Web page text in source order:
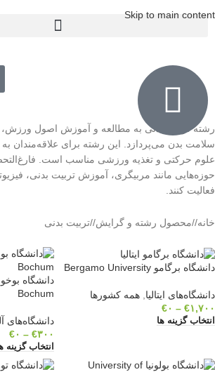
Skip to main content
رشته تربیت بدنی به مطالعه و آموزش اصول
سلامت بدن می‌پردازد. این رشته برای علاقه‌مندان
علوم حرکتی و تغذیه ورزشی مناسب است.
حوزه‌هایی مانند مربیگری، آموزش تربیت بدنی،
فعالیت کنند.
خانه/ محصول رشته و گرایش/ تربیت بدنی
دانشگاه برگامو Bergamo University
دانشگاه‌های ایتالیا همه کشورها
€۱,۷۰۰ –
€۰
انتخاب گزینه ها
Bochum
دانشگاه‌های
€۳۰۰ –
€۰
انتخاب گزینه